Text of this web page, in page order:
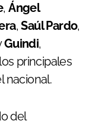
,Ángel
,Saúl Pardo,
Guindi,
principales
nacional.
del